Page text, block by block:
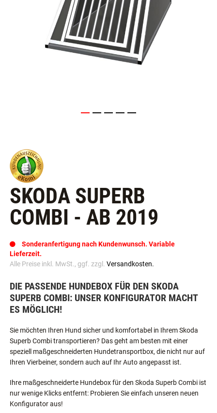
SKODA SUPERB
COMBI - AB 2019
Sonderanfertigung nach Kundenwunsch. Variable
Lieferzeit.
Alle Preise inkl. MwSt., ggf. zzgl. Versandkosten.
DIE PASSENDE HUNDEBOX FÜR DEN SKODA
SUPERB COMBI: UNSER KONFIGURATOR MACHT
ES MÖGLICH!
Sie möchten Ihren Hund sicher und komfortabel in Ihrem Skoda
Superb Combi transportieren? Das geht am besten mit einer
speziell maßgeschneiderten Hundetransportbox, die nicht nur auf
Ihren Vierbeiner, sondern auch auf Ihr Auto angepasst ist.
Ihre maßgeschneiderte Hundebox für den Skoda Superb Combi ist
nur wenige Klicks entfernt: Probieren Sie einfach unseren neuen
Konfigurator aus!